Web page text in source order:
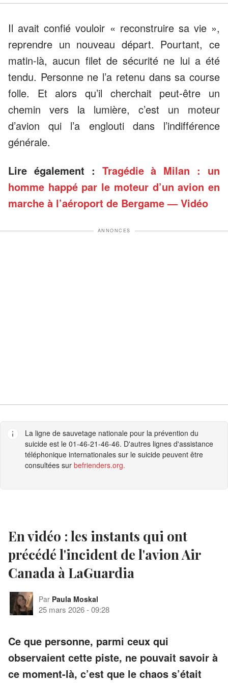
Il avait confié vouloir « reconstruire sa vie »,
reprendre un nouveau départ. Pourtant, ce
matin-là, aucun filet de sécurité ne lui a été
tendu. Personne ne l’a retenu dans sa course
folle. Et alors qu’il cherchait peut-être un
chemin vers la lumière, c’est un moteur
d’avion qui l’a englouti dans l’indifférence
générale.
Lire également : Tragédie à Milan : un
homme happé par le moteur d’un avion en
marche à l’aéroport de Bergame — Vidéo
ANNONCES
La ligne de sauvetage nationale pour la prévention du
suicide est le 01-46-21-46-46. D'autres lignes d'assistance
téléphonique internationales sur le suicide peuvent être
consultées sur befrienders.org.
En vidéo : les instants qui ont
précédé l'incident de l'avion Air
Canada à LaGuardia
Par Paula Moskal
25 mars 2026-09:28
Ce que personne, parmi ceux qui
observaient cette piste, ne pouvait savoir à
ce moment-là, c’est que le chaos s’était